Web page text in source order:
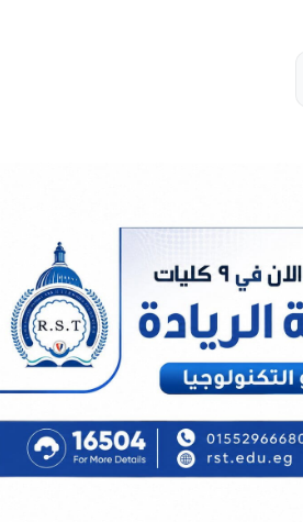
مباحثات عُمانية إيرانية في مسقط بشأن
مضيق هرمز والتفاهمات بين واشنطن وطهران
مصر ترحب بإعتماد الإجتماع الوزاري العربي
تعيين السيد نبيل فهمي أميناً عاماً لجامعة
الدول العربية